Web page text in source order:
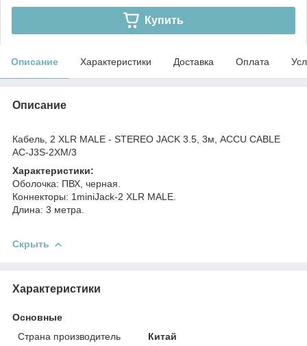
Купить
Описание Характеристики Доставка Оплата
Описание
Кабель, 2 XLR MALE - STEREO JACK 3.5, 3м, ACCU CABLE
AC-J3S-2XM/3
Характеристики:
Оболочка: ПВХ, черная.
Коннекторы: 1miniJack-2 XLR MALE.
Длина: 3 метра.
Скрыть
Характеристики
Основные
Страна производитель
Китай